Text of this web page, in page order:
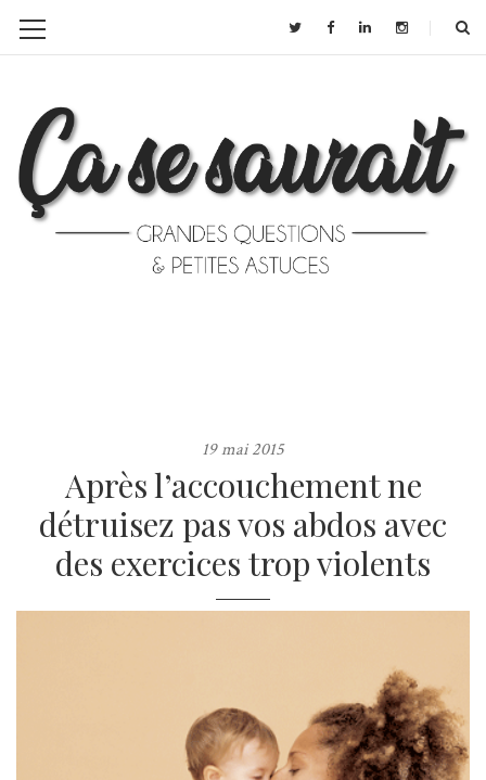
19 mai 2015
Après l’accouchement ne
détruisez pas vos abdos avec
des exercices trop violents